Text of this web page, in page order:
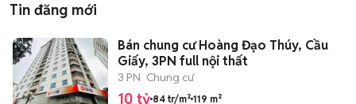
Tin đăng mới
Bán chung cư Hoàng Đạo Thúy, Cầu
Giấy, 3PN full nội thất
3 PN Chung cư
10 tỷ 84 tr/m² 119 m²